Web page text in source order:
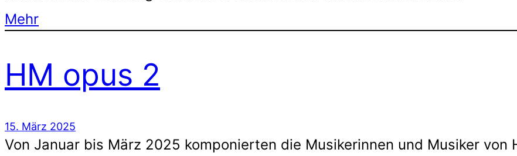
Mehr
HM opus 2
15. März 2025
Von Januar bis März 2025 komponierten die Musikerinnen und Musiker von